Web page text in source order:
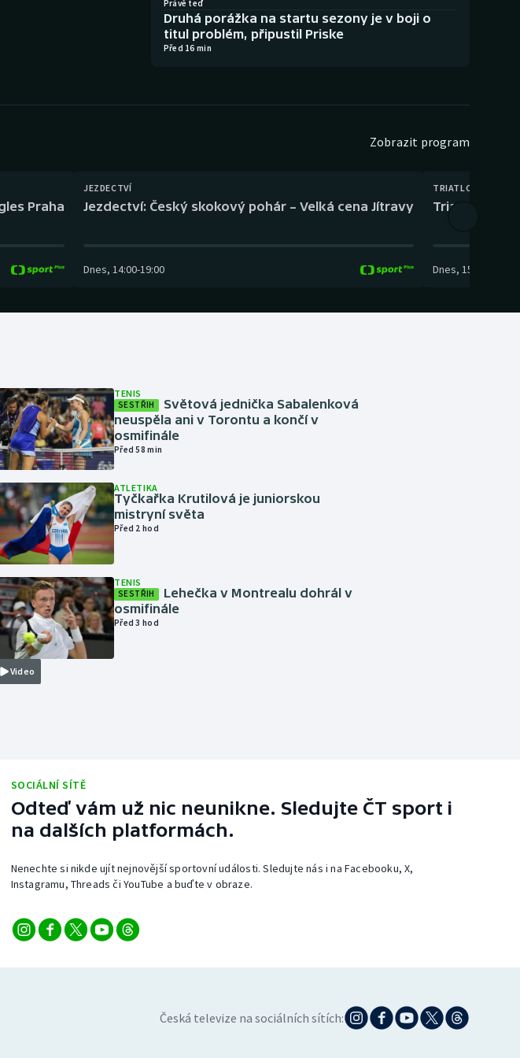
Právě teď
Druhá porážka na startu sezony je v boji o
titul problém, připustil Priske
Před 16 min
Zobrazit program
Praha
JEZDECTVÍ
Jezdectví: Český skokový pohár – Velká cena Jítravy
Dnes, 14:00-19:00
TRIATLON
Triatlon:
Dnes, 15:00
TENIS
SESTŘIH
Světová jednička Sabalenková
neuspěla ani v Torontu a končí v
osmifinále
Před 58 min
ATLETIKA
Tyčkařka Krutilová je juniorskou
mistryní světa
Před 2 hod
Video
TENIS
SESTŘIH
Lehečka v Montrealu dohrál v
osmifinále
Před 3 hod
SOCIÁLNÍ SÍTĚ
Odteď vám už nic neunikne. Sledujte ČT sport i
na dalších platformách.
Nenechte si nikde ujít nejnovější sportovní události. Sledujte nás i na Facebooku, X,
Instagramu, Threads či YouTube a buďte v obraze.
Česká televize na sociálních sítích: